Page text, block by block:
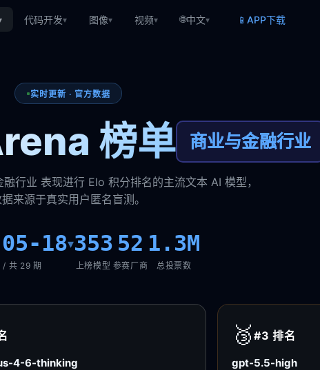
代码开发▾ 图像▾ 视频▾ 🌐中文▾ 📱 APP下载
实时更新 · 官方数据
榜单 商业与金融行业
行业 表现进行 Elo 积分排名的主流文本 AI 模型，
来源于真实用户匿名盲测。
18▾
/ 共 29 期
353
上榜模型
52
参赛厂商
1.3M
总投票数
4-6-thinking
🥉 #3排名
gpt-5.5-high